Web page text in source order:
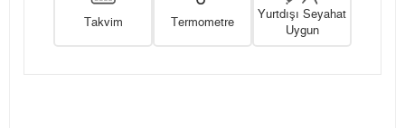
Takvim Termometre
Yurtdışı Seyahat
Uygun